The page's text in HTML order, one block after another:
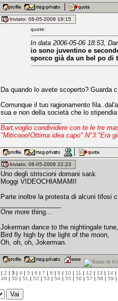
Inviato: 06-05-2006 19:15
quote:
In data 2006-05-06 18:53,
io sono juventino e
sporco già da un bel po di
Da quando lo avete scoperto? Guarda
Comunque il tuo ragionamento
sua e non della società che lo stipendia
Bart,voglio condividere con te le tre
"Miticooo!Ottima idea capo" N°3:"Era
Inviato: 06-05-2006 22:23
Uno degli striscioni domani sarà:
Moggi VIDEOCHIAMAMI!
Parte inoltre la protesta di alcuni tifosi
One more thing...
Jokerman dance to the nightingale tune,
Bird fly high by the light of the moon,
Oh, oh, oh, Jokerman.
| 2 | 3 | 4 | 5 | 6 | 7 | 8 | 9 | 10 | 11 | 12 | 13 | 14 |
49 | 50 | 51 | 52 | 53 | 54 | 55 | 56 | 57 | 58 | 59 |